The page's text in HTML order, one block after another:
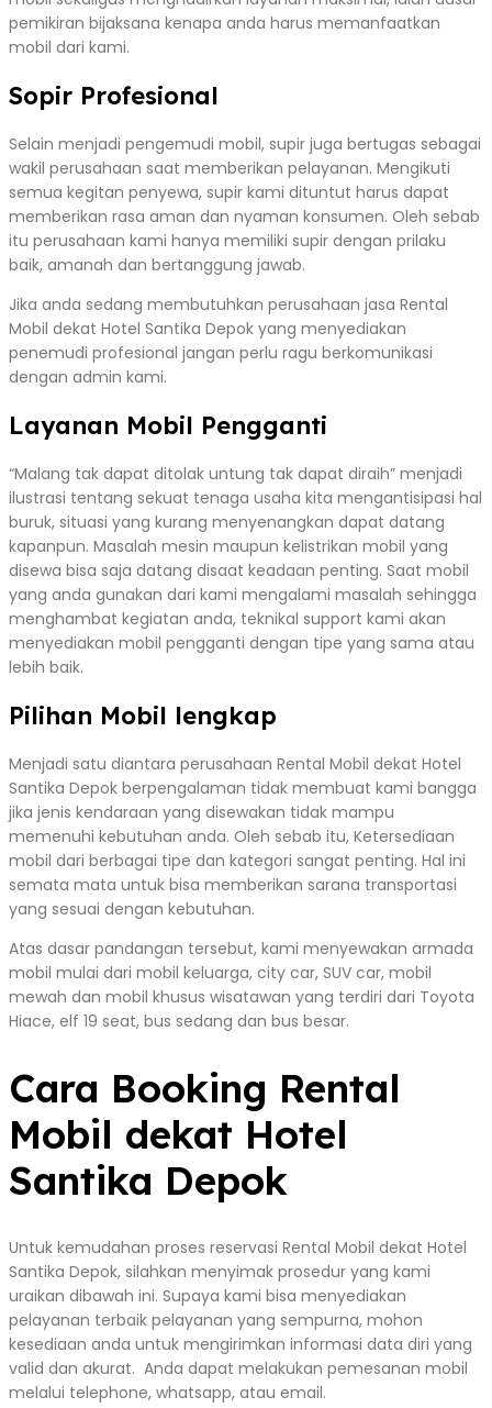
pemikiran bijaksana kenapa anda harus memanfaatkan
mobil dari kami.
Sopir Profesional
Selain menjadi pengemudi mobil, supir juga bertugas sebagai
wakil perusahaan saat memberikan pelayanan. Mengikuti
semua kegitan penyewa, supir kami dituntut harus dapat
memberikan rasa aman dan nyaman konsumen. Oleh sebab
itu perusahaan kami hanya memiliki supir dengan prilaku
baik, amanah dan bertanggung jawab.
Jika anda sedang membutuhkan perusahaan jasa Rental
Mobil dekat Hotel Santika Depok yang menyediakan
penemudi profesional jangan perlu ragu berkomunikasi
dengan admin kami.
Layanan Mobil Pengganti
“Malang tak dapat ditolak untung tak dapat diraih” menjadi
ilustrasi tentang sekuat tenaga usaha kita mengantisipasi hal
buruk, situasi yang kurang menyenangkan dapat datang
kapanpun. Masalah mesin maupun kelistrikan mobil yang
disewa bisa saja datang disaat keadaan penting. Saat mobil
yang anda gunakan dari kami mengalami masalah sehingga
menghambat kegiatan anda, teknikal support kami akan
menyediakan mobil pengganti dengan tipe yang sama atau
lebih baik.
Pilihan Mobil lengkap
Menjadi satu diantara perusahaan Rental Mobil dekat Hotel
Santika Depok berpengalaman tidak membuat kami bangga
jika jenis kendaraan yang disewakan tidak mampu
memenuhi kebutuhan anda. Oleh sebab itu, Ketersediaan
mobil dari berbagai tipe dan kategori sangat penting. Hal ini
semata mata untuk bisa memberikan sarana transportasi
yang sesuai dengan kebutuhan.
Atas dasar pandangan tersebut, kami menyewakan armada
mobil mulai dari mobil keluarga, city car, SUV car, mobil
mewah dan mobil khusus wisatawan yang terdiri dari Toyota
Hiace, elf 19 seat, bus sedang dan bus besar.
Cara Booking Rental
Mobil dekat Hotel
Santika Depok
Untuk kemudahan proses reservasi Rental Mobil dekat Hotel
Santika Depok, silahkan menyimak prosedur yang kami
uraikan dibawah ini. Supaya kami bisa menyediakan
pelayanan terbaik pelayanan yang sempurna, mohon
kesediaan anda untuk mengirimkan informasi data diri yang
valid dan akurat. Anda dapat melakukan pemesanan mobil
melalui telephone, whatsapp, atau email.